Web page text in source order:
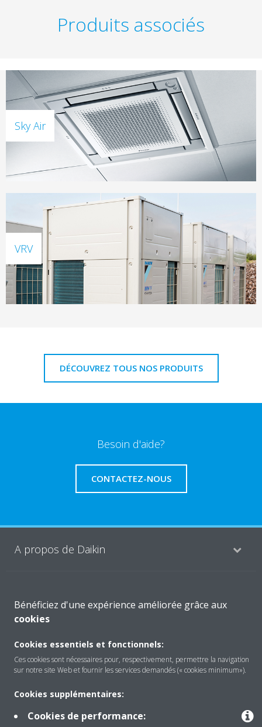
Produits associés
Sky Air
VRV
DÉCOUVREZ TOUS NOS PRODUITS
Besoin d'aide?
CONTACTEZ-NOUS
A propos de Daikin
Bénéficiez d'une expérience améliorée grâce aux
cookies
Cookies essentiels et fonctionnels:
Ces cookies sont nécessaires pour, respectivement, permettre la navigation
sur notre site Web et fournir les services demandés (« cookies minimum»).
Cookies supplémentaires:
Cookies de performance: